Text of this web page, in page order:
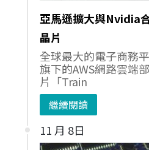
亞馬遜擴大與Nvidia
晶片
全球最大的電子商務
旗下的AWS網路雲端
片「Train
繼續閱讀
11 月 8日